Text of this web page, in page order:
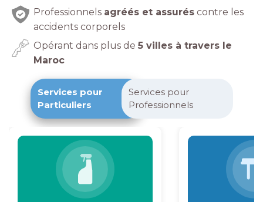
Professionnels agréés et assurés contre les
accidents corporels
Opérant dans plus de 5 villes à travers le
Maroc
Services pour
Particuliers
Services pour
Professionnels